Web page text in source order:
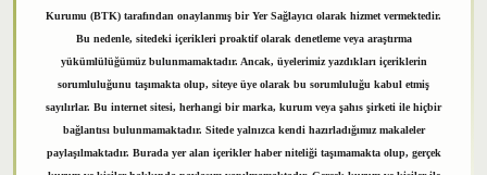
Kurumu (BTK) tarafından onaylanmış bir Yer Sağlayıcı olarak hizmet vermektedir.
Bu nedenle, sitedeki içerikleri proaktif olarak denetleme veya araştırma
yükümlülüğümüz bulunmamaktadır. Ancak, üyelerimiz yazdıkları içeriklerin
sorumluluğunu taşımakta olup, siteye üye olarak bu sorumluluğu kabul etmiş
sayılırlar. Bu internet sitesi, herhangi bir marka, kurum veya şahıs şirketi ile hiçbir
bağlantısı bulunmamaktadır. Sitede yalnızca kendi hazırladığımız makaleler
paylaşılmaktadır. Burada yer alan içerikler haber niteliği taşımamakta olup, gerçek